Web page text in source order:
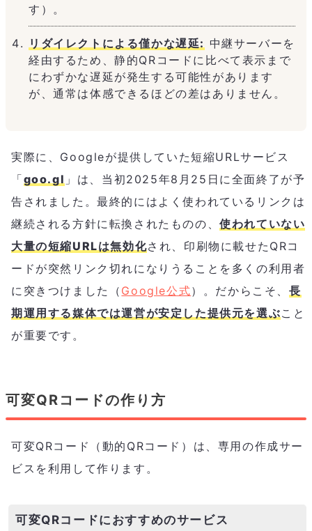
す）。
リダイレクトによる僅かな遅延: 中継サーバーを
経由するため、静的QRコードに比べて表示まで
にわずかな遅延が発生する可能性があります
が、通常は体感できるほどの差はありません。
実際に、Googleが提供していた短縮URLサービス
「goo.gl 」は、当初2025年8月25日に全面終了が予
告されました。最終的にはよく使われているリンクは
継続される方針に転換されたものの、使われていない
大量の短縮URLは無効化され、印刷物に載せたQRコ
ードが突然リンク切れになりうることを多くの利用者
に突きつけました（ Google公式）。だからこそ、長
期運用する媒体では運営が安定した提供元を選ぶこと
が重要です。
可変QRコードの作り方
可変QRコード（動的QRコード）は、専用の作成サー
ビスを利用して作ります。
可変QRコードにおすすめのサービス